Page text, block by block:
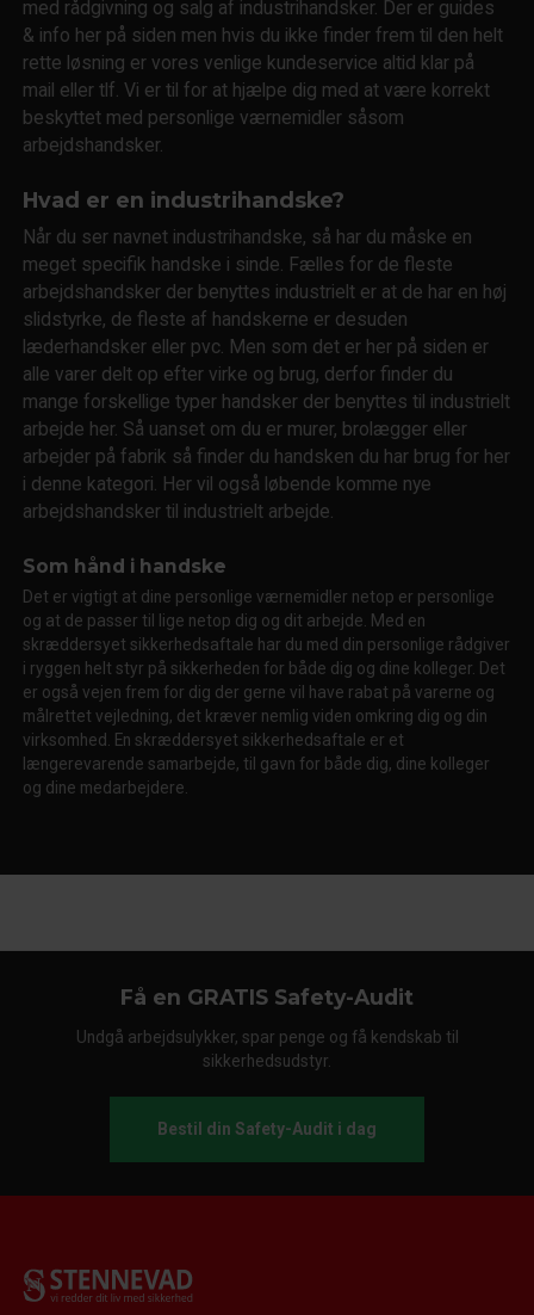
med rådgivning og salg af industrihandsker. Der er guides
& info her på siden men hvis du ikke finder frem til den helt
rette løsning er vores venlige kundeservice altid klar på
mail eller tlf. Vi er til for at hjælpe dig med at være korrekt
beskyttet med personlige værnemidler såsom
arbejdshandsker.
Hvad er en industrihandske?
Når du ser navnet industrihandske, så har du måske en
meget specifik handske i sinde. Fælles for de fleste
arbejdshandsker der benyttes industrielt er at de har en høj
slidstyrke, de fleste af handskerne er desuden
læderhandsker eller pvc. Men som det er her på siden er
alle varer delt op efter virke og brug, derfor finder du
mange forskellige typer handsker der benyttes til industrielt
arbejde her. Så uanset om du er murer, brolægger eller
arbejder på fabrik så finder du handsken du har brug for her
i denne kategori. Her vil også løbende komme nye
arbejdshandsker til industrielt arbejde.
Som hånd i handske
Det er vigtigt at dine personlige værnemidler netop er personlige
og at de passer til lige netop dig og dit arbejde. Med en
skræddersyet sikkerhedsaftale har du med din personlige rådgiver
i ryggen helt styr på sikkerheden for både dig og dine kolleger. Det
er også vejen frem for dig der gerne vil have rabat på varerne og
målrettet vejledning, det kræver nemlig viden omkring dig og din
virksomhed. En skræddersyet sikkerhedsaftale er et
længerevarende samarbejde, til gavn for både dig, dine kolleger
og dine medarbejdere.
Få en GRATIS Safety-Audit
Undgå arbejdsulykker, spar penge og få kendskab til
sikkerhedsudstyr.
Bestil din Safety-Audit i dag